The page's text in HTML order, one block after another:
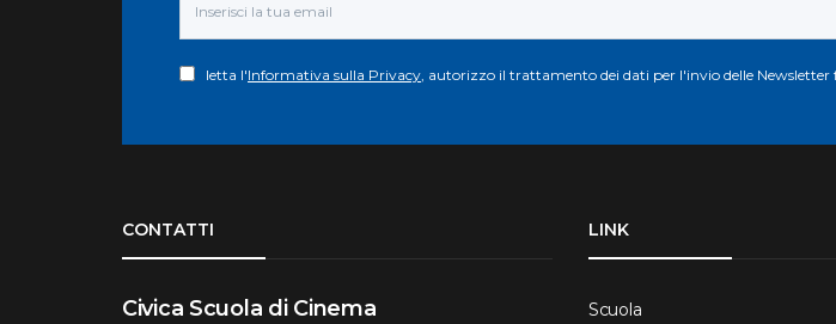
letta l'Informativa sulla Privacy, autorizzo il trattamento dei dati per l'invio delle Newsletter
CONTATTI
Civica Scuola di Cinema
LINK
Scuola